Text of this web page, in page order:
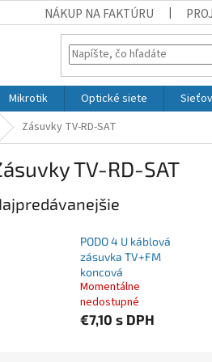
NÁKUP NA FAKTÚRU
Mikrotik Optické siete
Zásuvky TV-RD-SAT
TV-RD-SAT
PODO 4 U káblová
zásuvka TV+FM
koncová
Momentálne
nedostupné
€7,10 s DPH